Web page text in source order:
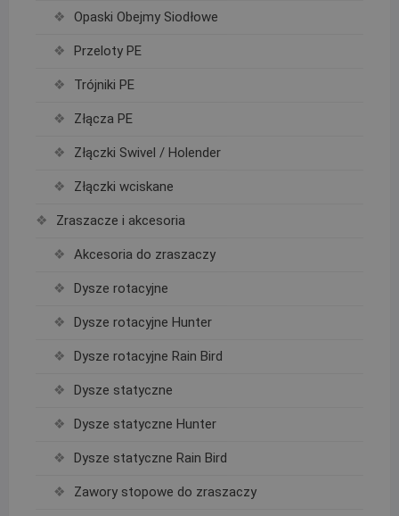
Opaski Obejmy Siodłowe
Przeloty PE
Trójniki PE
Złącza PE
Złączki Swivel / Holender
Złączki wciskane
Zraszacze i akcesoria
Akcesoria do zraszaczy
Dysze rotacyjne
Dysze rotacyjne Hunter
Dysze rotacyjne Rain Bird
Dysze statyczne
Dysze statyczne Hunter
Dysze statyczne Rain Bird
Zawory stopowe do zraszaczy